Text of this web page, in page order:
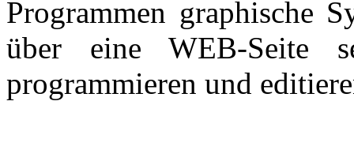
Programmen graphische
über eine WEB-Seite
programmieren und